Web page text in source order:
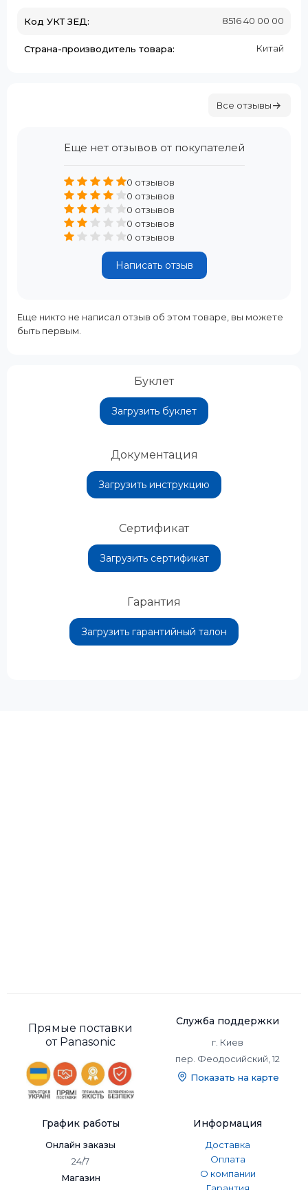
Код УКТ ЗЕД: 8516 40 00 00
Страна-производитель товара: Китай
Все отзывы
Еще нет отзывов от покупателей
0 отзывов
0 отзывов
0 отзывов
0 отзывов
0 отзывов
Написать отзыв
Еще никто не написал отзыв об этом товаре, вы можете
быть первым.
Буклет
Загрузить буклет
Документация
Загрузить инструкцию
Сертификат
Загрузить сертификат
Гарантия
Загрузить гарантийный талон
Прямые поставки
от Panasonic
Служба поддержки
г. Киев
пер. Феодосийский, 12
Показать на карте
График работы
Онлайн заказы
24/7
Магазин
Информация
Доставка
Оплата
О компании